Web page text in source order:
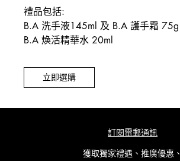
禮品包括:
B.A 洗手液145ml 及 B.A 護手霜 75g
B.A 煥活精華水 20ml
立即選購
訂閱電郵通訊
獲取獨家禮遇、推廣優惠、